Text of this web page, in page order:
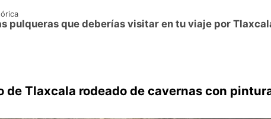
pulqueras que deberías visitar en tu viaje por
de Tlaxcala rodeado de cavernas con